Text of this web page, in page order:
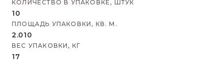
КОЛИЧЕСТВО В УПАКОВКЕ, ШТУК
10
ПЛОЩАДЬ УПАКОВКИ, КВ. М.
2.010
ВЕС УПАКОВКИ, КГ
17